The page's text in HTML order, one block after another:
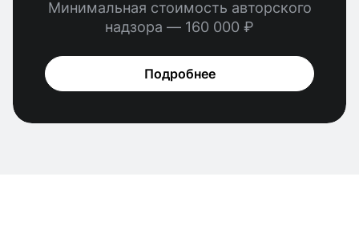
Минимальная стоимость авторского
надзора — 160 000 ₽
Подробнее